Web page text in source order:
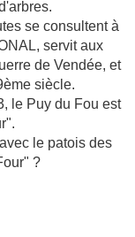
se consultent à
servit aux
de Vendée, et
siècle.
le Puy du Fou est
le patois des
?